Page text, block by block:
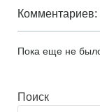
Комментариев:
Пока еще не
Поиск